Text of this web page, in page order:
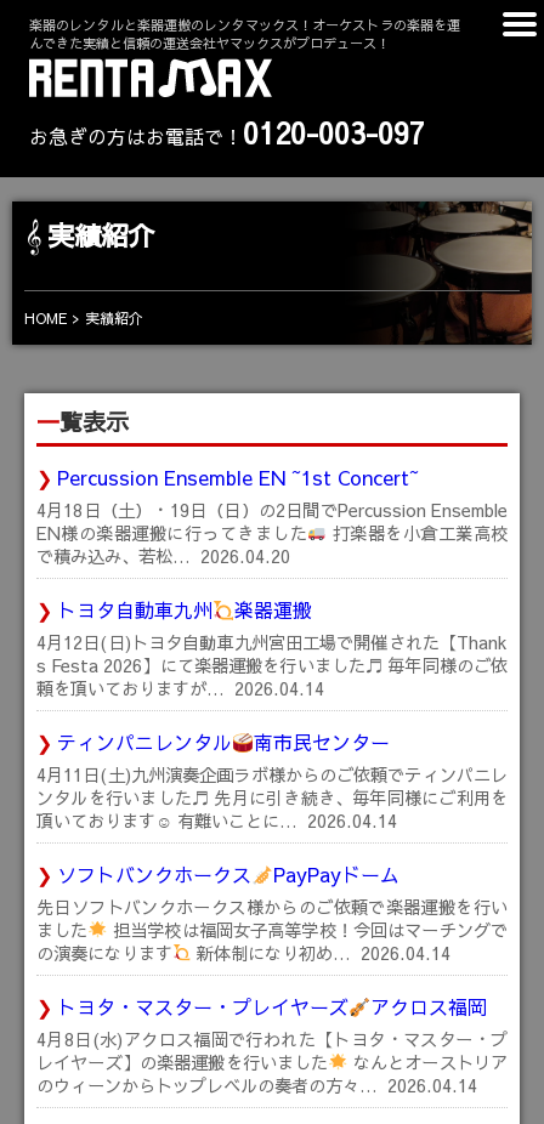
楽器のレンタルと楽器運搬のレンタマックス！オーケストラの楽器を運
んできた実績と信頼の運送会社ヤマックスがプロデュース！
お急ぎの方はお電話で！ 0120-003-097
実績紹介
HOME 実績紹介
一覧表示
Percussion Ensemble EN ~1st Concert~
4月18日（土）・19日（日）の2日間でPercussion Ensemble
EN様の楽器運搬に行ってきました
打楽器を小倉工業高校
で積み込み、若松… 2026.04.20
トヨタ自動車九州 楽器運搬
4月12日(日)トヨタ自動車九州宮田工場で開催された【Thank
s Festa 2026】にて楽器運搬を行いました♬ 毎年同様のご依
頼を頂いておりますが… 2026.04.14
ティンパニレンタル 南市民センター
4月11日(土)九州演奏企画ラボ様からのご依頼でティンパニレ
ンタルを行いました♬ 先月に引き続き、毎年同様にご利用を
頂いております☺ 有難いことに… 2026.04.14
ソフトバンクホークス PayPayドーム
先日ソフトバンクホークス様からのご依頼で楽器運搬を行い
ました
担当学校は福岡女子高等学校！今回はマーチングで
の演奏になります
新体制になり初め… 2026.04.14
トヨタ・マスター・プレイヤーズ アクロス福岡
4月8日(水)アクロス福岡で行われた【トヨタ・マスター・プ
レイヤーズ】の楽器運搬を行いました
なんとオーストリア
のウィーンからトップレベルの奏者の方々… 2026.04.14